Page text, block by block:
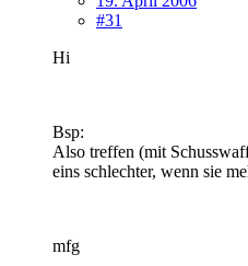
#31
Hi
Bsp:
Also treffen (mit
eins schlechter, wenn sie
mfg